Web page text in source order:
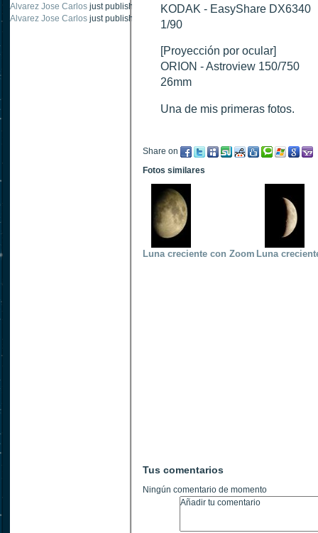
Alvarez Jose Carlos just published " Oposición Marte 28 Octubre 2020".
Alvarez Jose Carlos just published " Marte oposición octubre 2020 vs NASA
KODAK - EasyShare DX6340
1/90
[Proyección por ocular]
ORION - Astroview 150/750
26mm
Una de mis primeras fotos.
Share on
Fotos similares
Luna creciente con Zoom Luna
Tus comentarios
Ningún comentario de momento